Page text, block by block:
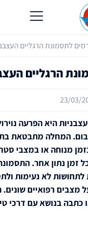
לתסמונת הרגליים
הרגליים
23/03/
היא הפרעה
המחלה מתבטאת
מנוחה או במצבי
זמן נתון אחר.
לתחושות לא נעימות
מצבים רפואיים
כתבה בנושא עם דרכי